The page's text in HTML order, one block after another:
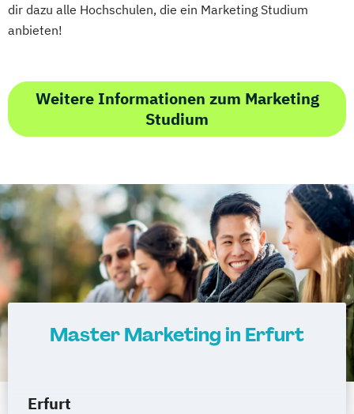
dir dazu alle Hochschulen, die ein Marketing Studium
anbieten!
Weitere Informationen zum Marketing
Studium
Master Marketing in Erfurt
Erfurt